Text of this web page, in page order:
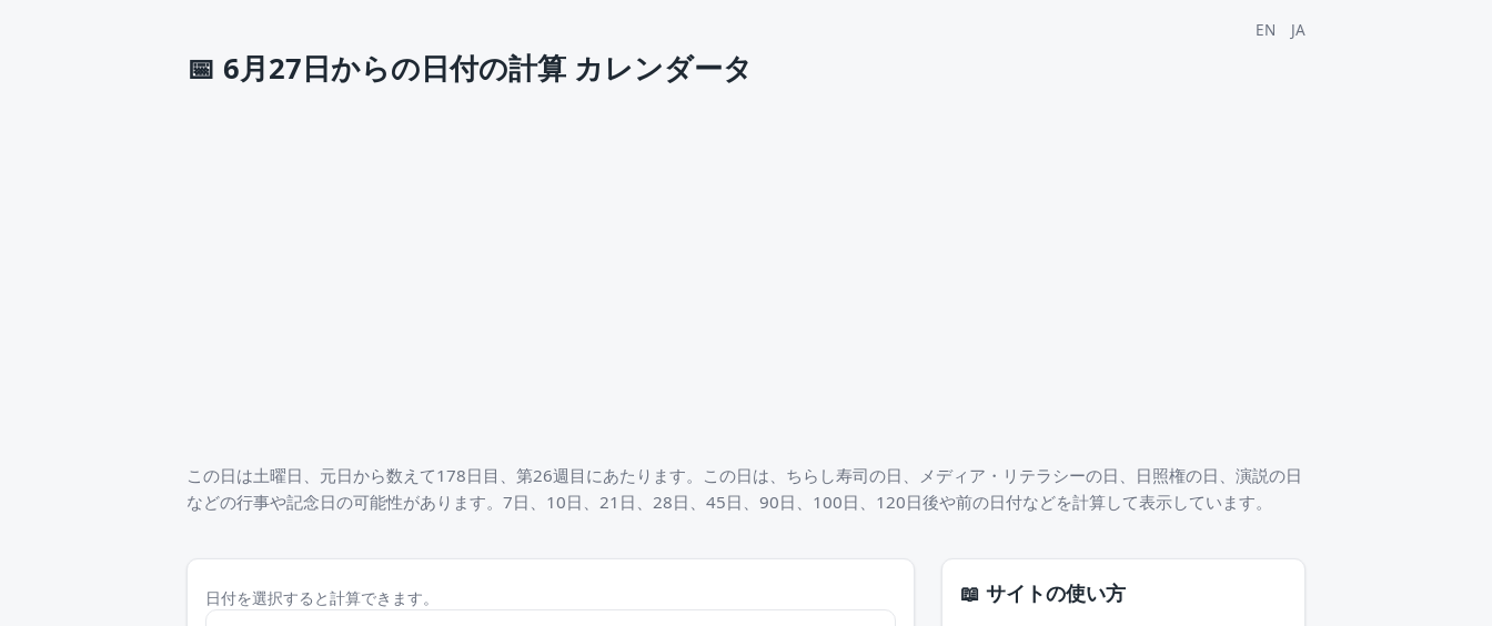
EN JA
📅 6月27日からの日付の計算 カレンダータ
この日は土曜日、元日から数えて178日目、第26週目にあたります。この日は、ちらし寿司の日、メディア・リテラシーの日、日照権の日、演説の日
などの行事や記念日の可能性があります。7日、10日、21日、28日、45日、90日、100日、120日後や前の日付などを計算して表示しています。
日付を選択すると計算できます。 📖 サイトの使い方